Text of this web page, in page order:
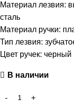
Материал лезвия:
сталь
Материал ручки:
Тип лезвия:
Цвет ручек: черный
В наличии